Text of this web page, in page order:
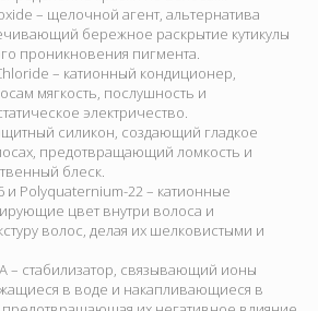
– щелочной агент, альтернатива
бережное раскрытие кутикулы
проникновения пигмента.
– катионный кондиционер,
мягкость, послушность и
электричество.
силикон, создающий гладкое
предотвращающий ломкость и
блеск.
и Polyquaternium-22 – катионные
цвет внутри волоса и
волос, делая их шелковистыми и
– стабилизатор, связывающий ионы
в воде и накапливающиеся в